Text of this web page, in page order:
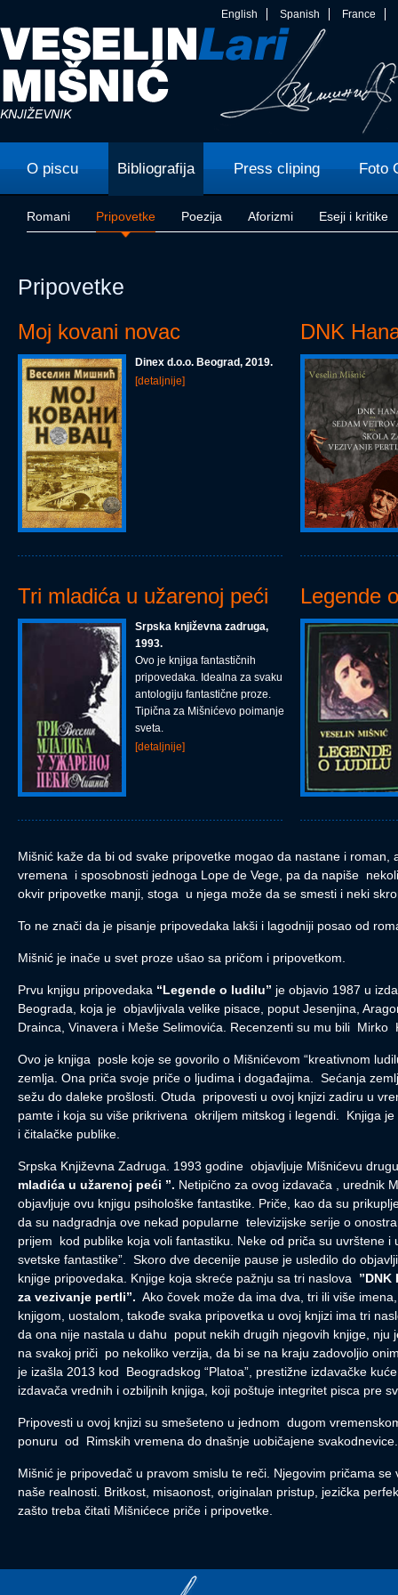
English Spanish France
O piscu Bibliografija Press cliping Foto
Romani Pripovetke Poezija Aforizmi Eseji i kritike
Pripovetke
Moj kovani novac
Dinex d.o.o. Beograd, 2019.
[detaljnije]
DNK
Tri mladića u užarenoj peći
Srpska književna zadruga,
1993.
Ovo je knjiga fantastičnih
pripovedaka. Idealna za svaku
antologiju fantastične proze.
Tipična za Mišnićevo poimanje
sveta.
[detaljnije]
Legende
Mišnić kaže da bi od svake pripovetke mogao da nastane i
vremena i sposobnosti jednoga Lope de Vege, pa da napiše
okvir pripovetke manji, stoga u njega može da se smesti i neki
To ne znači da je pisanje pripovedaka lakši i lagodniji posao od
Mišnić je inače u svet proze ušao sa pričom i pripovetkom.
Prvu knjigu pripovedaka “Legende o ludilu” je objavio 1987 u
Beograda, koja je objavljivala velike pisace, poput Jesenjina,
Drainca, Vinavera i Meše Selimovića. Recenzenti su mu bili Mirko
Ovo je knjiga posle koje se govorilo o Mišnićevom “kreativnom
zemlja. Ona priča svoje priče o ljudima i događajima. Sećanja
sežu do daleke prošlosti. Otuda pripovesti u ovoj knjizi zadiru u
pamte i koja su više prikrivena okriljem mitskog i legendi. Knjiga
i čitalačke publike.
Srpska Književna Zadruga. 1993 godine objavljuje Mišnićevu
mladića u užarenoj peći ”. Netipično za ovog izdavača , urednik
objavljuje ovu knjigu psihološke fantastike. Priče, kao da su
da su nadgradnja ove nekad popularne televizijske serije o
prijem kod publike koja voli fantastiku. Neke od priča su uvrštene i
svetske fantastike”. Skoro dve decenije pause je usledilo do
knjige pripovedaka. Knjige koja skreće pažnju sa tri naslova ”DNK
za vezivanje pertli”. Ako čovek može da ima dva, tri ili više
knjigom, uostalom, takođe svaka pripovetka u ovoj knjizi ima tri
da ona nije nastala u dahu poput nekih drugih njegovih knjige, nju
na svakoj priči po nekoliko verzija, da bi se na kraju zadovoljio
je izašla 2013 kod Beogradskog “Platoa”, prestižne izdavačke
izdavača vrednih i ozbiljnih knjiga, koji poštuje integritet pisca pre
Pripovesti u ovoj knjizi su smešeteno u jednom dugom
ponuru od Rimskih vremena do dnašnje uobičajene svakodnevice.
Mišnić je pripovedač u pravom smislu te reči. Njegovim pričama
naše realnosti. Britkost, misaonost, originalan pristup, jezička
zašto treba čitati Mišnićece priče i pripovetke.